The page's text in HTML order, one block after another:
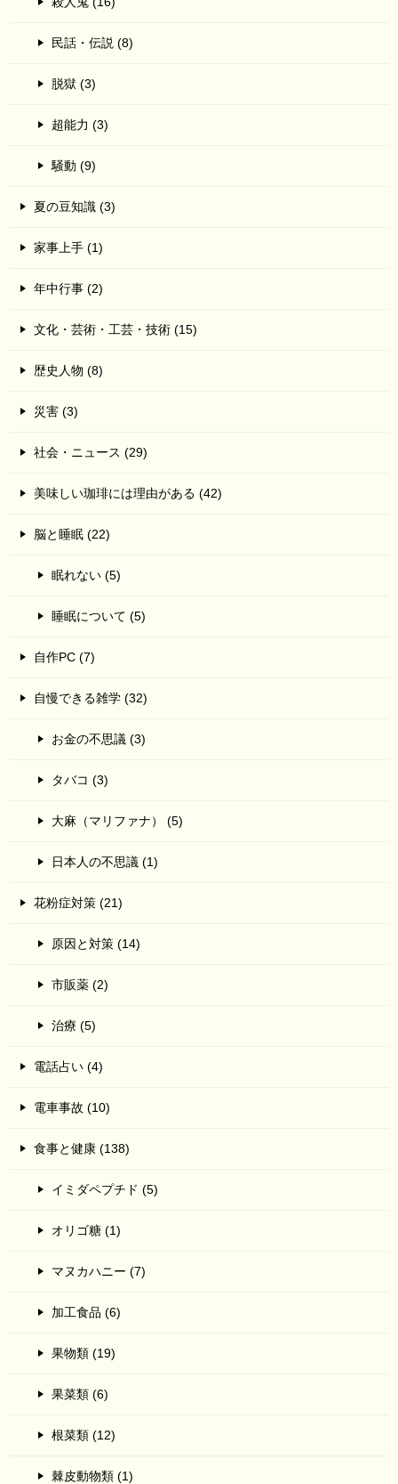
民話・伝説 (8)
脱獄 (3)
超能力 (3)
騒動 (9)
夏の豆知識 (3)
家事上手 (1)
年中行事 (2)
文化・芸術・工芸・技術 (15)
歴史人物 (8)
災害 (3)
社会・ニュース (29)
美味しい珈琲には理由がある (42)
脳と睡眠 (22)
眠れない (5)
睡眠について (5)
自作PC (7)
自慢できる雑学 (32)
お金の不思議 (3)
タバコ (3)
大麻（マリファナ） (5)
日本人の不思議 (1)
花粉症対策 (21)
原因と対策 (14)
市販薬 (2)
治療 (5)
電話占い (4)
電車事故 (10)
食事と健康 (138)
イミダペプチド (5)
オリゴ糖 (1)
マヌカハニー (7)
加工食品 (6)
果物類 (19)
果菜類 (6)
根菜類 (12)
棘皮動物類 (1)